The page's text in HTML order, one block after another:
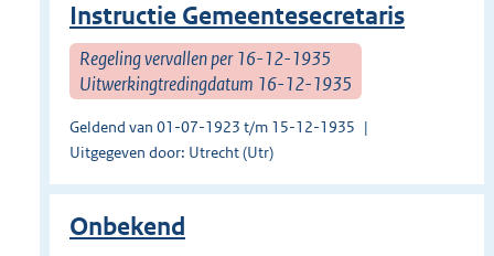
Instructie Gemeentesecretaris
Regeling vervallen per 16-12-1935
Uitwerkingtredingdatum 16-12-1935
Geldend van 01-07-1923 t/m 15-12-1935
Uitgegeven door: Utrecht (Utr)
Onbekend